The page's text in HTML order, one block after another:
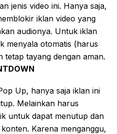
jenis video ini. Hanya saja,
iklan video yang
audionya. Untuk iklan
menyala otomatis (harus
tetap tayang dengan aman.
Up, hanya saja iklan ini
Melainkan harus
untuk dapat menutup dan
Karena menganggu,